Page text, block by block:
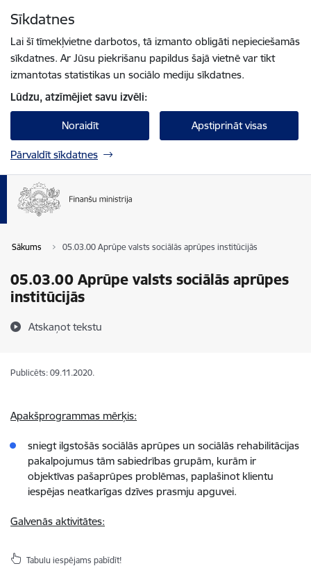
Sīkdatnes
Lai šī tīmekļvietne darbotos, tā izmanto obligāti nepieciešamās
sīkdatnes. Ar Jūsu piekrišanu papildus šajā vietnē var tikt
izmantotas statistikas un sociālo mediju sīkdatnes.
Lūdzu, atzīmējiet savu izvēli:
Noraidīt Apstiprināt visas
Pārvaldīt sīkdatnes
Sākums 05.03.00 Aprūpe valsts sociālās aprūpes institūcijās
05.03.00 Aprūpe valsts sociālās aprūpes
institūcijās
Atskaņot tekstu
Publicēts: 09.11.2020.
Apakšprogrammas mērķis:
sniegt ilgstošās sociālās aprūpes un sociālās rehabilitācijas
pakalpojumus tām sabiedrības grupām, kurām ir
objektīvas pašaprūpes problēmas, paplašinot klientu
iespējas neatkarīgas dzīves prasmju apguvei.
Galvenās aktivitātes:
Tabulu iespējams pabīdīt!